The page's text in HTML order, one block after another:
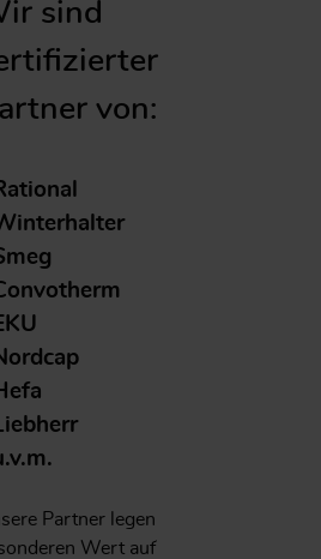
sind
von:
Partner legen
Wert auf